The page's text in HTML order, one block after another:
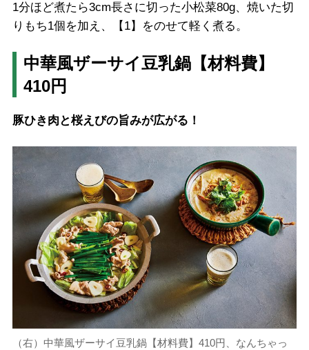
1分ほど煮たら3cm長さに切った小松菜80g、焼いた切
りもち1個を加え、【1】をのせて軽く煮る。
中華風ザーサイ豆乳鍋【材料費】
410円
豚ひき肉と桜えびの旨みが広がる！
（右）中華風ザーサイ豆乳鍋【材料費】410円、なんちゃっ